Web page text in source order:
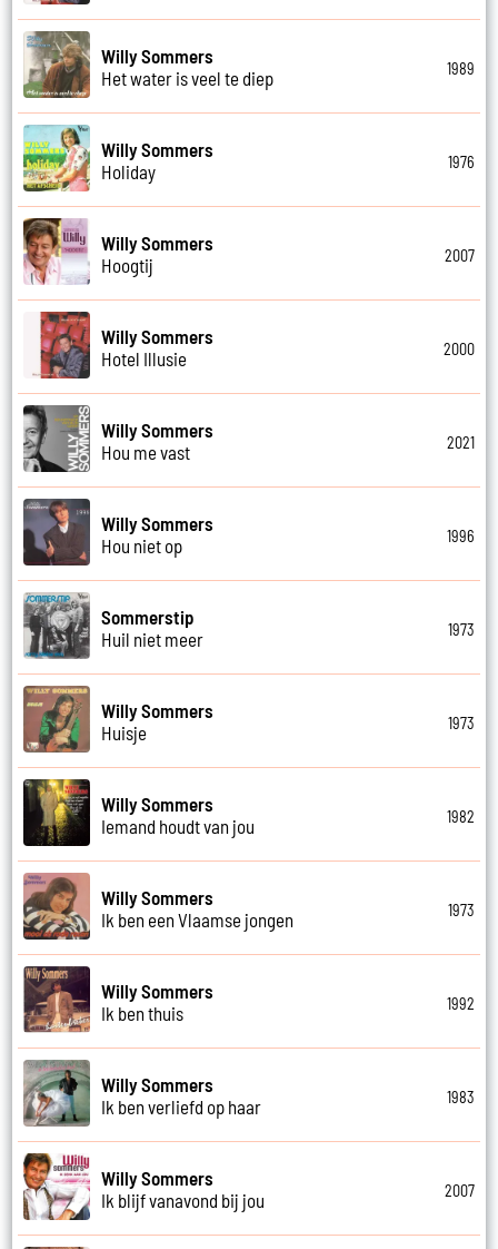
Willy Sommers
Het water is veel te diep
1989
Willy Sommers
Holiday
1976
Willy Sommers
Hoogtij
2007
Willy Sommers
Hotel Illusie
2000
Willy Sommers
Hou me vast
2021
Willy Sommers
Hou niet op
1996
Sommerstip
Huil niet meer
1973
Willy Sommers
Huisje
1973
Willy Sommers
Iemand houdt van jou
1982
Willy Sommers
Ik ben een Vlaamse jongen
1973
Willy Sommers
Ik ben thuis
1992
Willy Sommers
Ik ben verliefd op haar
1983
Willy Sommers
Ik blijf vanavond bij jou
2007